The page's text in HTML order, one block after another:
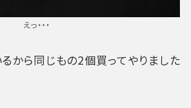
えっ・・・
るから同じもの2個買ってやりました